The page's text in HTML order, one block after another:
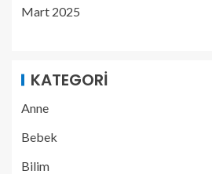
Mart 2025
KATEGORI
Anne
Bebek
Bilim